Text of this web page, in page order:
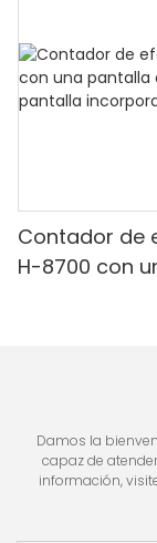
Contador de
H-8700 con
Damos la
capaz de
información,